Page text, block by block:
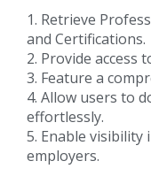
1. Retrieve
and Certifications.
2. Provide access
3. Feature a
4. Allow users to
effortlessly.
5. Enable
employers.